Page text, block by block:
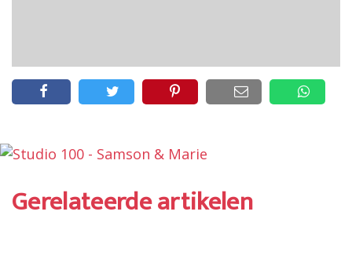
Gerelateerde artikelen